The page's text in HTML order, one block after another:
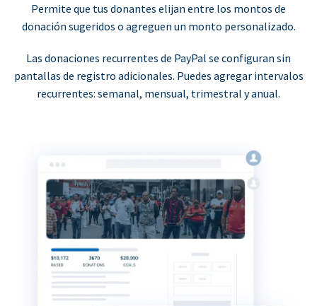
Permite que tus donantes elijan entre los montos de
donación sugeridos o agreguen un monto personalizado.
Las donaciones recurrentes de PayPal se configuran sin
pantallas de registro adicionales. Puedes agregar intervalos
recurrentes: semanal, mensual, trimestral y anual.